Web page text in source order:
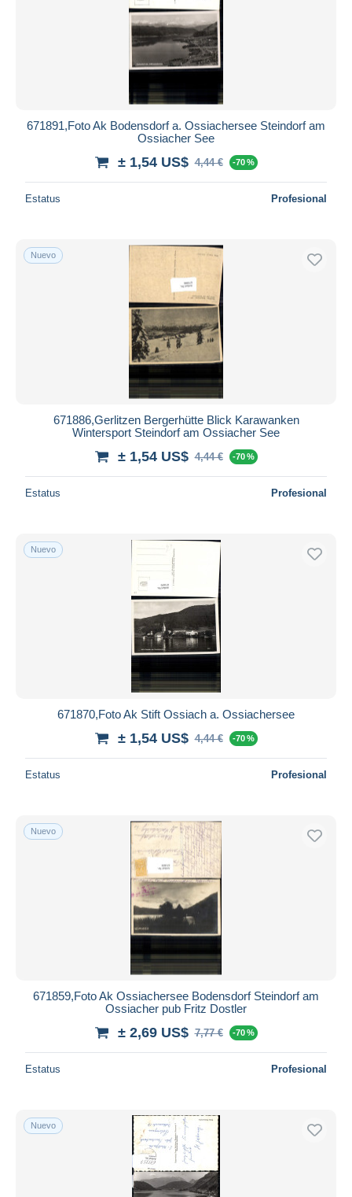
671891,Foto Ak Bodensdorf a. Ossiachersee Steindorf am
Ossiacher See
± 1,54 US$ 4,44 € -70 %
Estatus Profesional
Nuevo
671886,Gerlitzen Bergerhütte Blick Karawanken
Wintersport Steindorf am Ossiacher See
± 1,54 US$ 4,44 € -70 %
Estatus Profesional
Nuevo
671870,Foto Ak Stift Ossiach a. Ossiachersee
± 1,54 US$ 4,44 € -70 %
Estatus Profesional
Nuevo
671859,Foto Ak Ossiachersee Bodensdorf Steindorf am
Ossiacher pub Fritz Dostler
± 2,69 US$ 7,77 € -70 %
Estatus Profesional
Nuevo